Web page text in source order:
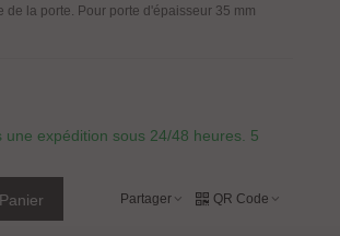
de la porte. Pour porte d'épaisseur 35 mm
expédition sous 24/48 heures. 5
Partager QR Code